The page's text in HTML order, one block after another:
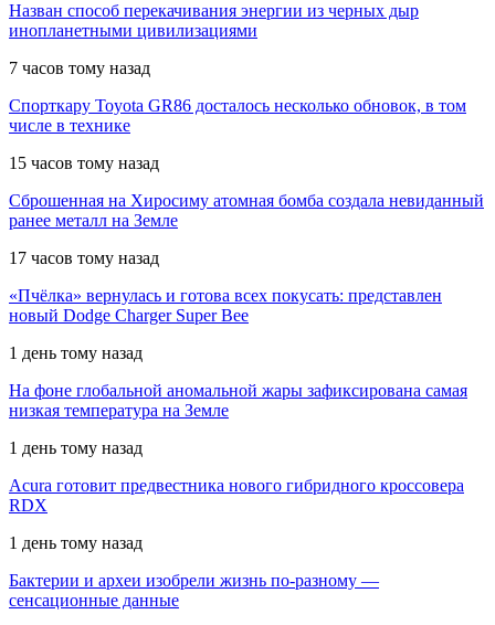
Назван способ перекачивания энергии из черных дыр
инопланетными цивилизациями
7 часов тому назад
Спорткару Toyota GR86 досталось несколько обновок, в том
числе в технике
15 часов тому назад
Сброшенная на Хиросиму атомная бомба создала невиданный
ранее металл на Земле
17 часов тому назад
«Пчёлка» вернулась и готова всех покусать: представлен
новый Dodge Charger Super Bee
1 день тому назад
На фоне глобальной аномальной жары зафиксирована самая
низкая температура на Земле
1 день тому назад
Acura готовит предвестника нового гибридного кроссовера
RDX
1 день тому назад
Бактерии и археи изобрели жизнь по-разному —
сенсационные данные